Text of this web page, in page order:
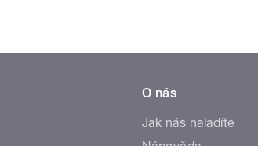
O nás
Jak nás naladíte